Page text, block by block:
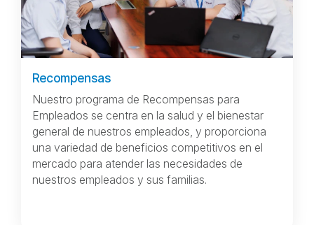
Recompensas
Nuestro programa de Recompensas para
Empleados se centra en la salud y el bienestar
general de nuestros empleados, y proporciona
una variedad de beneficios competitivos en el
mercado para atender las necesidades de
nuestros empleados y sus familias.